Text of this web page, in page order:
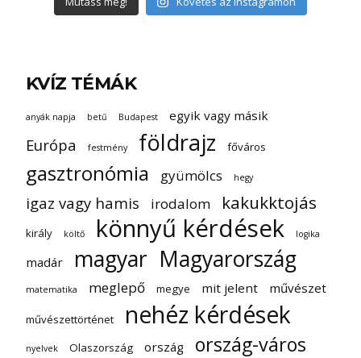
KVÍZ TÉMÁK
anyák napja betű Budapest egyik vagy másik
Európa festmény földrajz főváros
gasztronómia gyümölcs hegy
igaz vagy hamis irodalom kakukktojás
király költő könnyű kérdések logika
madár magyar Magyarország
matematika meglepő megye mit jelent művészet
művészettörténet nehéz kérdések
nyelvek Olaszország ország ország-város